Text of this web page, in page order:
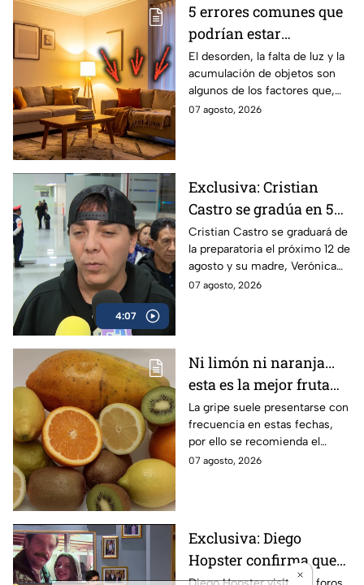
5 errores comunes que
podrían estar
afectando la energía de
un hogar
El desorden, la falta de luz y la
acumulación de objetos son
algunos de los factores que,
según el Feng Shui y los
errores que afectan la energía
de un hogar.
07 agosto, 2026
4:07
Exclusiva: Cristian
Castro se gradúa en 5
días; ¡Verónica Castro
será la madrina de
generación!
Cristian Castro se graduará de
la preparatoria el próximo 12 de
agosto y su madre, Verónica
Castro, será madrina de
07 agosto, 2026
Ni limón ni naranja...
esta es la mejor fruta
para evitar la gripe
La gripe suele presentarse con
frecuencia en estas fechas,
por ello se recomienda el
consumo de ciertas frutas.
07 agosto, 2026
Exclusiva: Diego
Hopster confirma que